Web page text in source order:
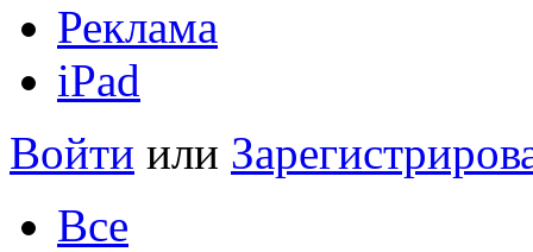
Реклама
iPad
Войти или
Все